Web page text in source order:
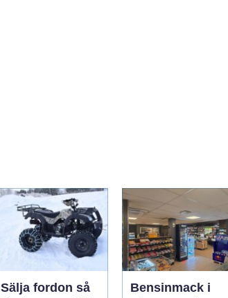
Sälja fordon så
Bensinmack i